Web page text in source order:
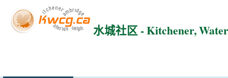
水城社区 - Kitchener,